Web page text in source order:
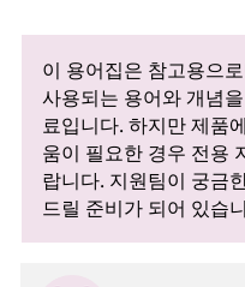
이 용어집은 참고용으
사용되는 용어와 개념
료입니다. 하지만 제품
움이 필요한 경우 전용
랍니다. 지원팀이 궁금
드릴 준비가 되어 있습